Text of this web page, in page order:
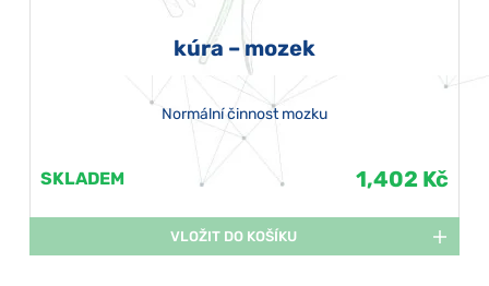
kúra – mozek
Normální činnost mozku
SKLADEM 1,402 Kč
VLOŽIT DO KOŠÍKU